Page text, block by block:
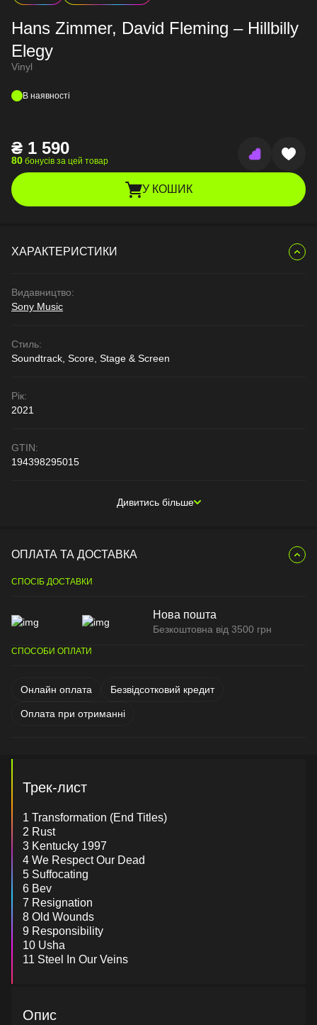
Hans Zimmer, David Fleming – Hillbilly
Elegy
Vinyl
В наявності
₴ 1 590
80 бонусів за цей товар
У КОШИК
ХАРАКТЕРИСТИКИ
Видавництво:
Sony Music
Стиль:
Soundtrack, Score, Stage & Screen
Рік:
2021
GTIN:
194398295015
Дивитись більше
ОПЛАТА ТА ДОСТАВКА
СПОСІБ ДОСТАВКИ
Нова пошта
Безкоштовна від 3500 грн
СПОСОБИ ОПЛАТИ
Онлайн оплата Безвідсотковий кредит
Оплата при отриманні
Трек-лист
1 Transformation (End Titles)
2 Rust
3 Kentucky 1997
4 We Respect Our Dead
5 Suffocating
6 Bev
7 Resignation
8 Old Wounds
9 Responsibility
10 Usha
11 Steel In Our Veins
Опис